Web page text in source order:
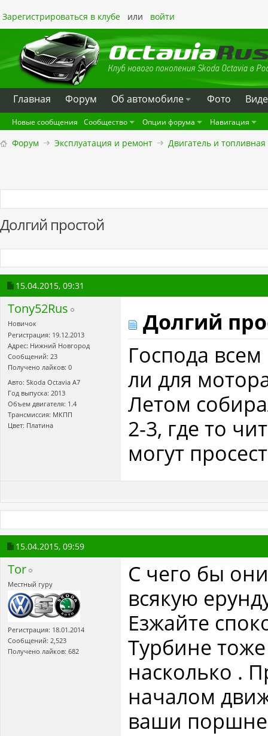
Зарегистрироваться в клубе или войти
Главная Форум Oб автомобиле Фото
Новые сообщения Сообщество Опции форума Навигация
Форум Эксплуатация и ремонт Двигатель и топливная
Долгий простой
15.04.2015, 09:31
Tony52Rus
Новичок
Регистрация: 19.12.2013
Адрес: Нижний Новгород
Сообщений: 23
Получено лайков: 0
Авто: Skoda Octavia A7
Год выпуска: 2013
Объем двигателя: 1.4
Трансмиссия: МКПП
Цвет: Платина
Долгий
Господа
ли для
Летом
2-3, где то
могут
15.04.2015, 09:59
Tor
Местный гуру
Регистрация: 18.01.2014
Сообщений: 2,523
Получено лайков: 682
С чего бы
всякую
Езжайте
Турбине
насколько .
началом
ваши